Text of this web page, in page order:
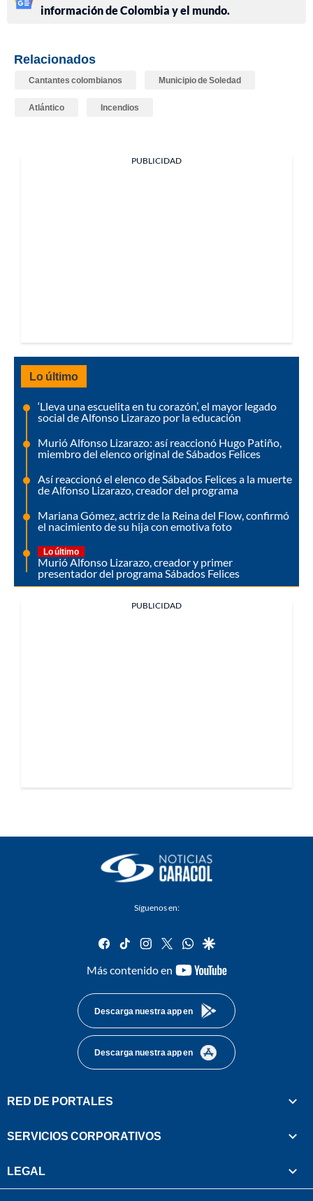
información de Colombia y el mundo.
Relacionados
Cantantes colombianos Municipio de Soledad
Atlántico Incendios
PUBLICIDAD
Lo último
‘Lleva una escuelita en tu corazón’, el mayor legado
social de Alfonso Lizarazo por la educación
Murió Alfonso Lizarazo: así reaccionó Hugo Patiño,
miembro del elenco original de Sábados Felices
Así reaccionó el elenco de Sábados Felices a la muerte
de Alfonso Lizarazo, creador del programa
Mariana Gómez, actriz de la Reina del Flow, confirmó
el nacimiento de su hija con emotiva foto
Lo último
Murió Alfonso Lizarazo, creador y primer
presentador del programa Sábados Felices
PUBLICIDAD
Síguenos en:
facebook
tiktok instagram
twitterwhatsapp
google
Más contenido en
youtube-
Descarga nuestra app en
Descarga nuestra app en
RED DE PORTALES
SERVICIOS CORPORATIVOS
LEGAL